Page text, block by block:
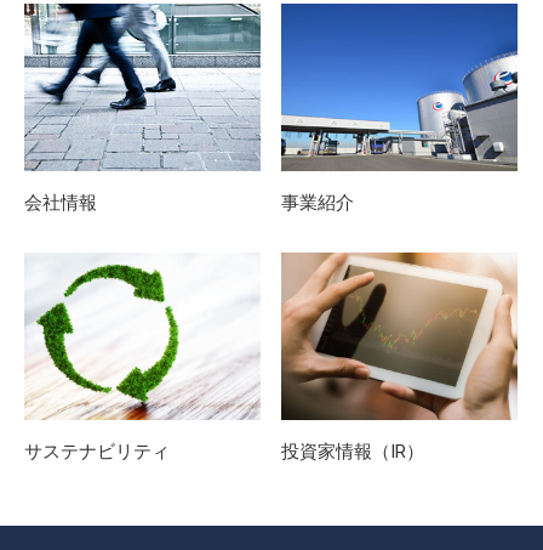
会社情報 事業紹介
サステナビリティ 投資家情報（IR）